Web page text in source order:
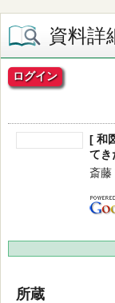
資料詳
ログイン
[ 和
てき
斎
所蔵